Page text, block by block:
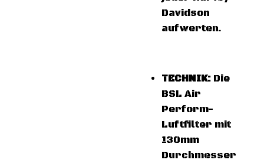
Davidson
aufwerten.
TECHNIK: Die
BSL Air
Perform-
Luftfilter mit
130mm
Durchmesser